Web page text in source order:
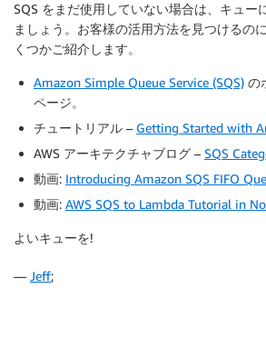
SQS をまだ使用していない場合は、キュー
ましょう。お客様の活用方法を見つけるの
くつかご紹介します。
Amazon Simple Queue Service (SQS) の
ページ。
チュートリアル – Getting Started with
AWS アーキテクチャブログ – SQS
動画: Introducing Amazon SQS FIFO
動画: AWS SQS to Lambda Tutorial in
よいキューを!
— Jeff;